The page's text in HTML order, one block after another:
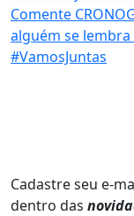
Cadastre seu e-
dentro das